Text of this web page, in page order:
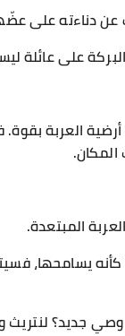
عن دناءته على
على عائلة
العربة
المبتعدة.
كأنه يسامحها،
جديد؟ لنتريث